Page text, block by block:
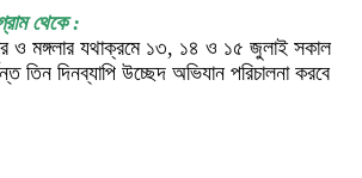
থেকে :
ও মঙ্গলার যথাক্রমে ১৩, ১৪ ও ১৫ জুলাই সকাল
তিন দিনব্যাপি উচ্ছেদ অভিযান পরিচালনা করবে